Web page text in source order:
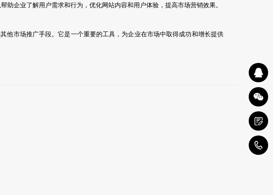
企业了解用户需求和行为，优化网站内容和用户体验，提高市场营销效果。
他市场推广手段。它是一个重要的工具，为企业在市场中取得成功和增长提供